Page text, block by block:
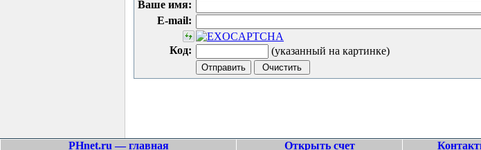
Ваше имя:
E-mail:
Код: (указанный на картинке)
PHnet.ru — главная Открыть счет